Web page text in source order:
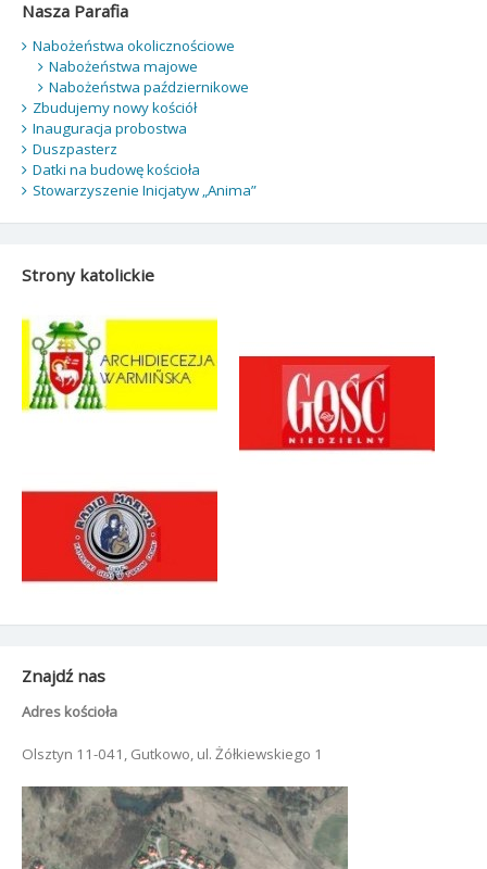
Nasza Parafia
Nabożeństwa okolicznościowe
Nabożeństwa majowe
Nabożeństwa październikowe
Zbudujemy nowy kościół
Inauguracja probostwa
Duszpasterz
Datki na budowę kościoła
Stowarzyszenie Inicjatyw „Anima”
Strony katolickie
Znajdź nas
Adres kościoła
Olsztyn 11-041, Gutkowo, ul. Żółkiewskiego 1